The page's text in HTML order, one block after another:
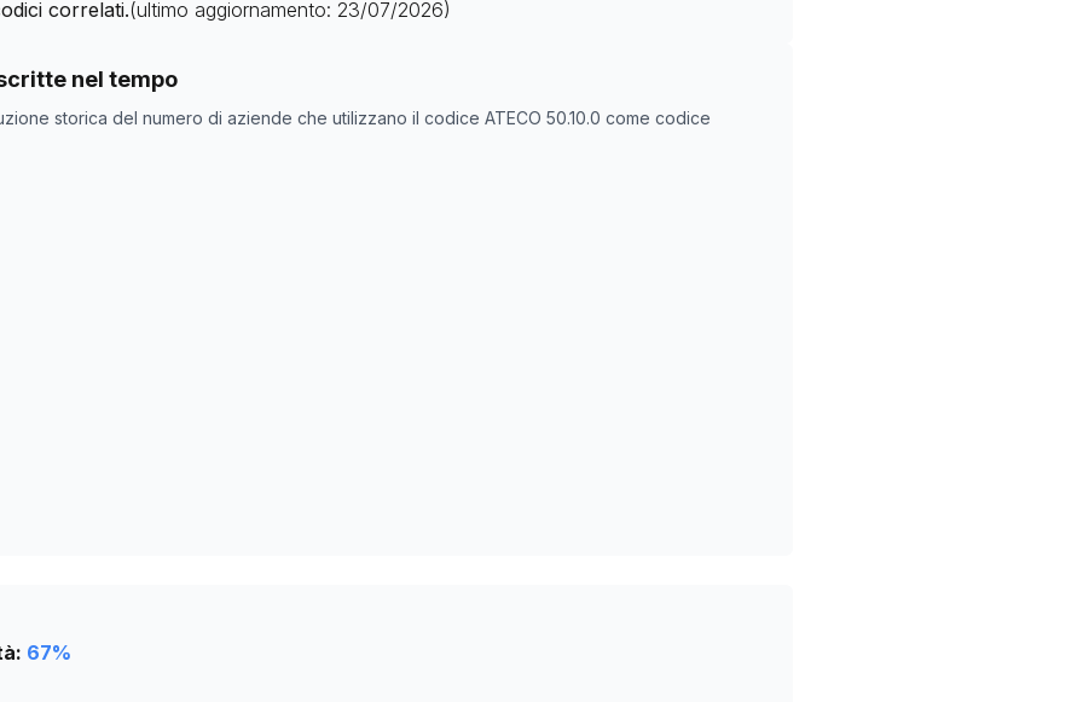
correlati.(ultimo aggiornamento: 23/07/2026)
nel tempo
storica del numero di aziende che utilizzano il codice ATECO 50.10.0 come codice
con codice ATECO
Numero aziende
67%